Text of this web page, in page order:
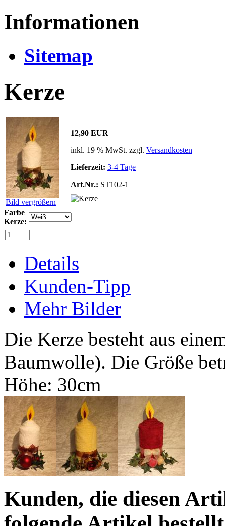
Informationen
Sitemap
Kerze
Bild vergrößern
12,90 EUR
inkl. 19 % MwSt. zzgl. Versandkosten
Lieferzeit: 3-4 Tage
Art.Nr.: ST102-1
Farbe
Kerze:
Details
Kunden-Tipp
Mehr Bilder
Die Kerze besteht aus
Baumwolle). Die Größe
Höhe: 30cm
Kunden, die diesen